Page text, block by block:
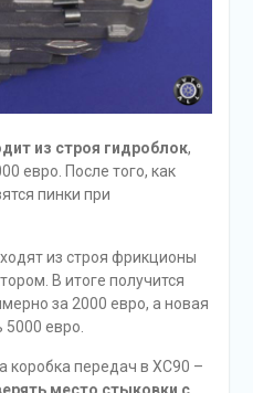
из строя гидроблок,
евро. После того, как
пинки при
из строя фрикционы
В итоге получится
за 2000 евро, а новая
5000 евро.
коробка передач в ХС90 –